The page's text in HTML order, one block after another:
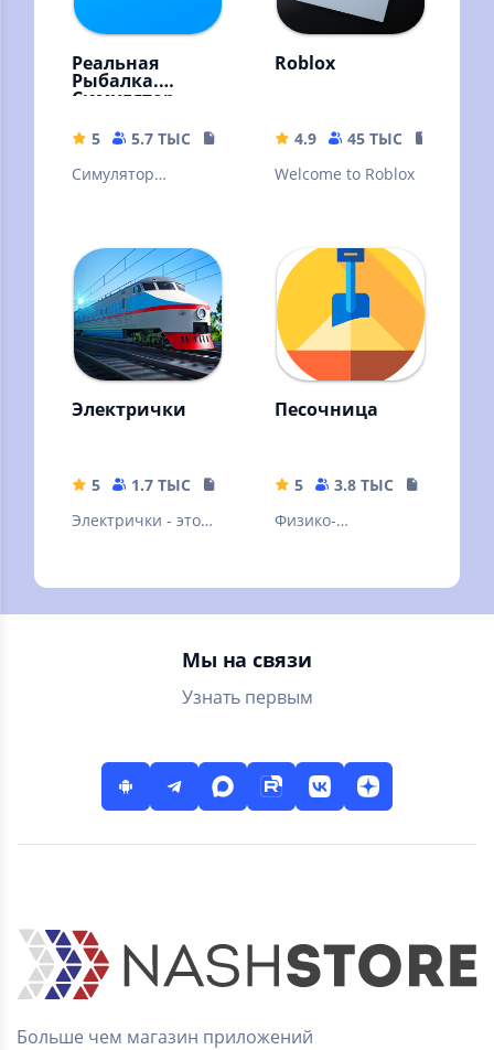
Реальная
Рыбалка.
Симулятор
5 5.7 ТЫС
15.46 MB
Симулятор
ловить на 2 удочки
сразу
Roblox
4.9 45 ТЫС
Welcome to Roblox
Электрички
5 1.7 ТЫС
344.75 MB
Электрички - это
Песочница
5 3.8 ТЫС
Физико-
игры с падающим
песком
Мы на связи
Узнать первым
Больше чем магазин приложений